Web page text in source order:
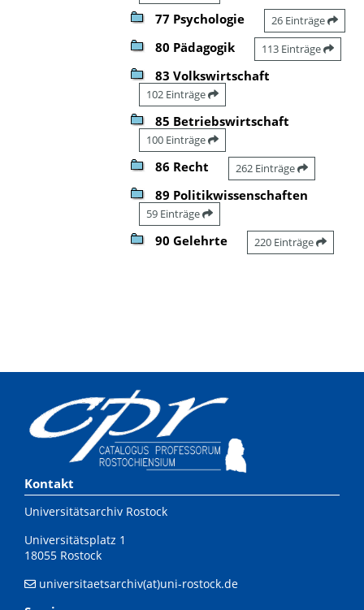
77 Psychologie 26 Einträge
80 Pädagogik 113 Einträge
83 Volkswirtschaft
102 Einträge
85 Betriebswirtschaft
100 Einträge
86 Recht 262 Einträge
89 Politikwissenschaften
59 Einträge
90 Gelehrte 220 Einträge
Kontakt
Universitätsarchiv Rostock
Universitätsplatz 1
18055 Rostock
universitaetsarchiv(at)uni-rostock.de